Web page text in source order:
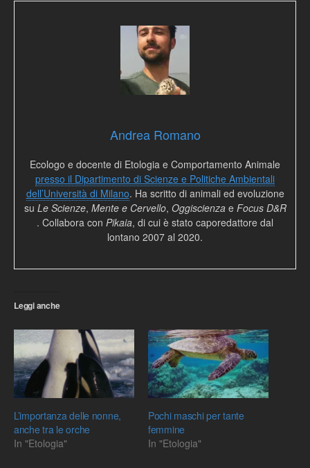
Andrea Romano
Ecologo e docente di Etologia e Comportamento Animale
presso il Dipartimento di Scienze e Politiche Ambientali
dell’Università di Milano. Ha scritto di animali ed evoluzione
su Le Scienze, Mente e Cervello, Oggiscienzae Focus D&R
. Collabora con Pikaia, di cui è stato caporedattore dal
lontano 2007 al 2020.
Leggi anche
L’importanza delle nonne,
anche tra le orche
In "Etologia"
Pochi maschi per tante
femmine
In "Etologia"